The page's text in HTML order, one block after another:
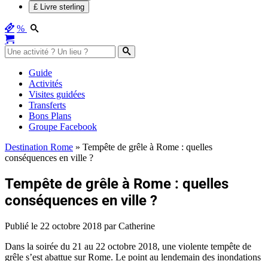
£ Livre sterling
%
Guide
Activités
Visites guidées
Transferts
Bons Plans
Groupe Facebook
Destination Rome » Tempête de grêle à Rome : quelles
conséquences en ville ?
Tempête de grêle à Rome : quelles
conséquences en ville ?
Publié le 22 octobre 2018 par Catherine
Dans la soirée du 21 au 22 octobre 2018, une violente tempête de
grêle s’est abattue sur Rome. Le point au lendemain des inondations